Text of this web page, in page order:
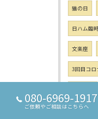
猫の日
日ハム臨
文楽座
3回目コ
東日本大
080-6969-1917
ご依頼やご相談はこちらへ